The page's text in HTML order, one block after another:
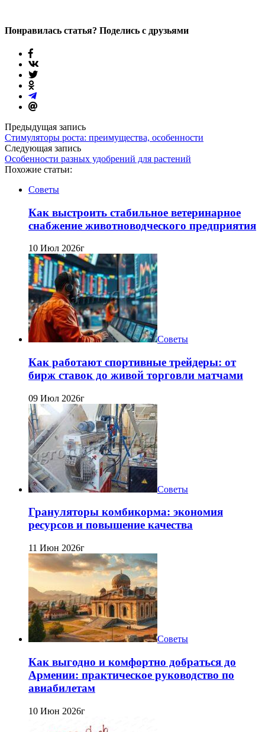
Понравилась статья? Поделись с друзьями
Предыдущая запись
Стимуляторы роста: преимущества, особенности
Следующая запись
Особенности разных удобрений для растений
Похожие статьи:
Советы
Как выстроить стабильное ветеринарное
снабжение животноводческого предприятия
10 Июл 2026г
Советы
Как работают спортивные трейдеры: от
бирж ставок до живой торговли матчами
09 Июл 2026г
Советы
Грануляторы комбикорма: экономия
ресурсов и повышение качества
11 Июн 2026г
Советы
Как выгодно и комфортно добраться до
Армении: практическое руководство по
авиабилетам
10 Июн 2026г